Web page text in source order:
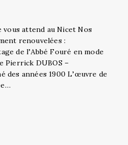
attend au Nicet Nos
renouvelées :
de l’Abbé Fouré en mode
Pierrick DUBOS –
des années 1900 L’œuvre de